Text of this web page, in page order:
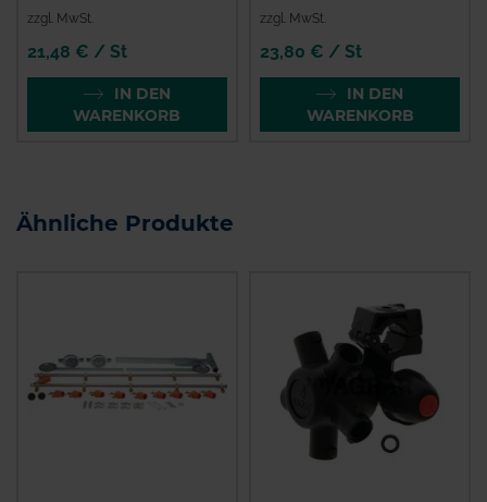
zzgl. MwSt.
21,48 € / St
IN DEN
WARENKORB
zzgl. MwSt.
23,80 € / St
IN DEN
WARENKORB
Ähnliche Produkte